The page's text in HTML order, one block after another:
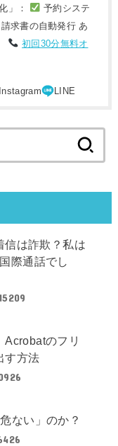
」：
予約システ
請求書の自動発行 あ
初回30分無料オ
信は詐欺？私は
際通話でし
Acrobatのフリ
す方法
ない」のか？